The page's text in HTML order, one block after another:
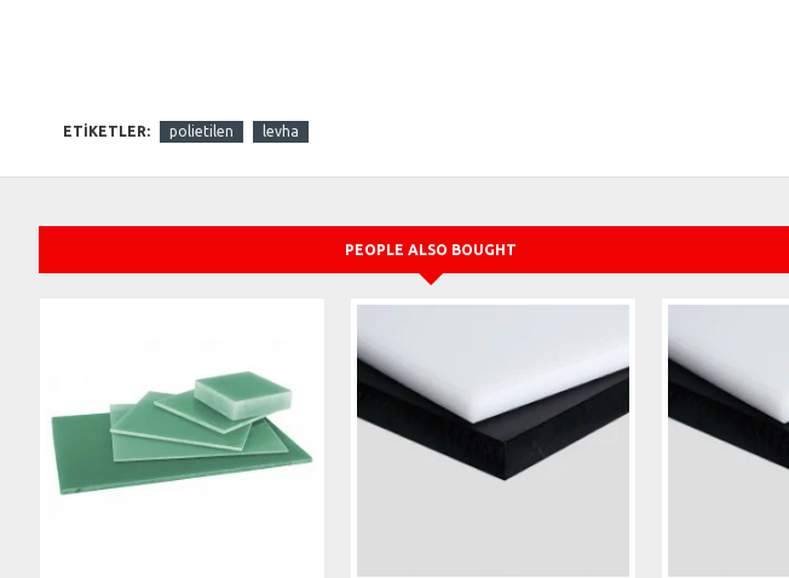
ETIKETLER: polietilen levha
PEOPLE ALSO BOUGHT